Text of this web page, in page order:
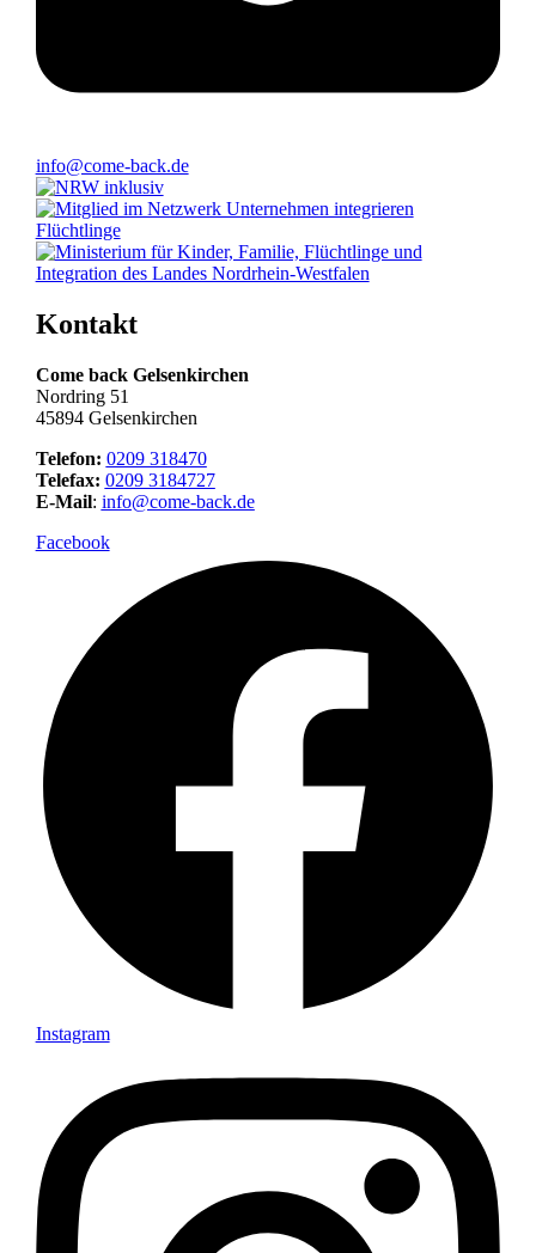
info@come-back.de
Kontakt
Come back Gelsenkirchen
Nordring 51
45894 Gelsenkirchen
Telefon: 0209 318470
Telefax: 0209 3184727
E-Mail: info@come-back.de
Facebook
Instagram